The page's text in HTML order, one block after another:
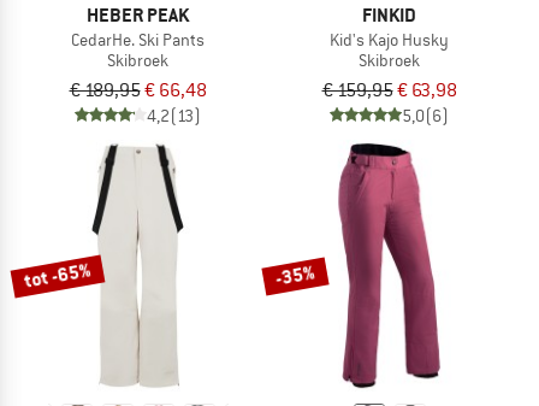
HEBER PEAK
CedarHe. Ski Pants
Skibroek
€ 189,95€ 66,48
4,2(13)
FINKID
Kid's Kajo Husky
Skibroek
€ 159,95€ 63,98
5,0(6)
tot -65% -35%